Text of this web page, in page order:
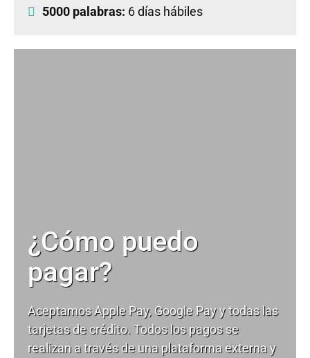
5000 palabras: 6 días hábiles
¿Cómo puedo
pagar?
Aceptamos Apple Pay, Google Pay y todas las
tarjetas de crédito. Todos los pagos se
realizan a través de una plataforma externa y